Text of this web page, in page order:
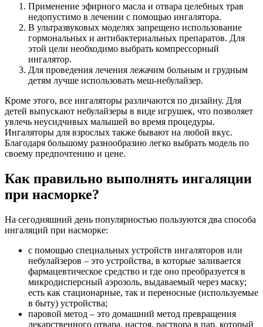
Применение эфирного масла и отвара целебных трав
недопустимо в лечении с помощью ингалятора.
В ультразвуковых моделях запрещено использование
гормональных и антибактериальных препаратов. Для
этой цели необходимо выбрать компрессорный
ингалятор.
Для проведения лечения лежачим больным и грудным
детям лучше использовать меш-небулайзер.
Кроме этого, все ингаляторы различаются по дизайну. Для
детей выпускают небулайзеры в виде игрушек, что позволяет
увлечь неусидчивых малышей во время процедуры.
Ингаляторы для взрослых также бывают на любой вкус.
Благодаря большому разнообразию легко выбрать модель по
своему предпочтению и цене.
Как правильно выполнять ингаляции
при насморке?
На сегодняшний день популярностью пользуются два способа
ингаляций при насморке:
с помощью специальных устройств ингаляторов или
небулайзеров – это устройства, в которые заливается
фармацевтическое средство и где оно преобразуется в
микродисперсный аэрозоль, выдаваемый через маску;
есть как стационарные, так и переносные (используемые
в быту) устройства;
паровой метод – это домашний метод превращения
лекарственного отвара, настоя, раствора в пар, который